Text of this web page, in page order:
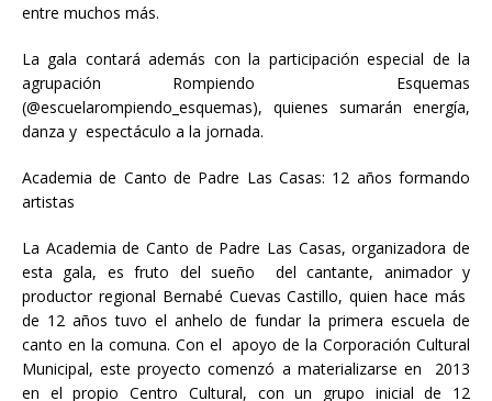
entre muchos más.
La gala contará además con la participación especial de la
agrupación Rompiendo Esquemas
(@escuelarompiendo_esquemas), quienes sumarán energía,
danza y espectáculo a la jornada.
Academia de Canto de Padre Las Casas: 12 años formando
artistas
La Academia de Canto de Padre Las Casas, organizadora de
esta gala, es fruto del sueño del cantante, animador y
productor regional Bernabé Cuevas Castillo, quien hace más
de 12 años tuvo el anhelo de fundar la primera escuela de
canto en la comuna. Con el apoyo de la Corporación Cultural
Municipal, este proyecto comenzó a materializarse en 2013
en el propio Centro Cultural, con un grupo inicial de 12